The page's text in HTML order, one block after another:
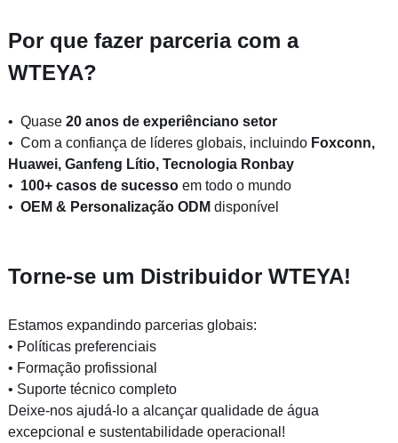
Por que fazer parceria com a
WTEYA?
• Quase 20 anos de experiênciano setor
• Com a confiança de líderes globais, incluindo Foxconn,
Huawei, Ganfeng Lítio, Tecnologia Ronbay
• 100+ casos de sucessoem todo o mundo
• OEM & Personalização ODM disponível
Torne-se um Distribuidor WTEYA!
Estamos expandindo parcerias globais:
• Políticas preferenciais
• Formação profissional
• Suporte técnico completo
Deixe-nos ajudá-lo a alcançar qualidade de água
excepcional e sustentabilidade operacional!